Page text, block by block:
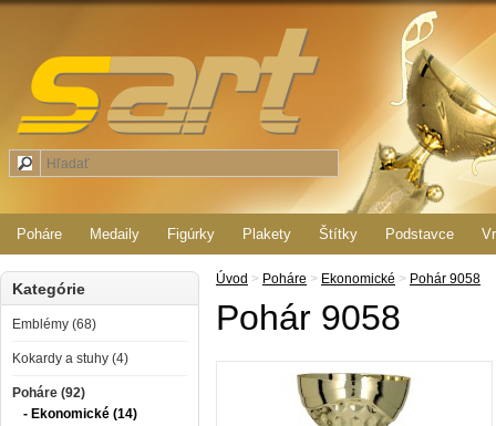
Poháre Medaily Figúrky Plakety Štítky Podstavce
Kategórie
Emblémy (68)
Kokardy a stuhy (4)
Poháre (92)
- Ekonomické (14)
Úvod > Poháre > Ekonomické > Pohár 9058
Pohár 9058